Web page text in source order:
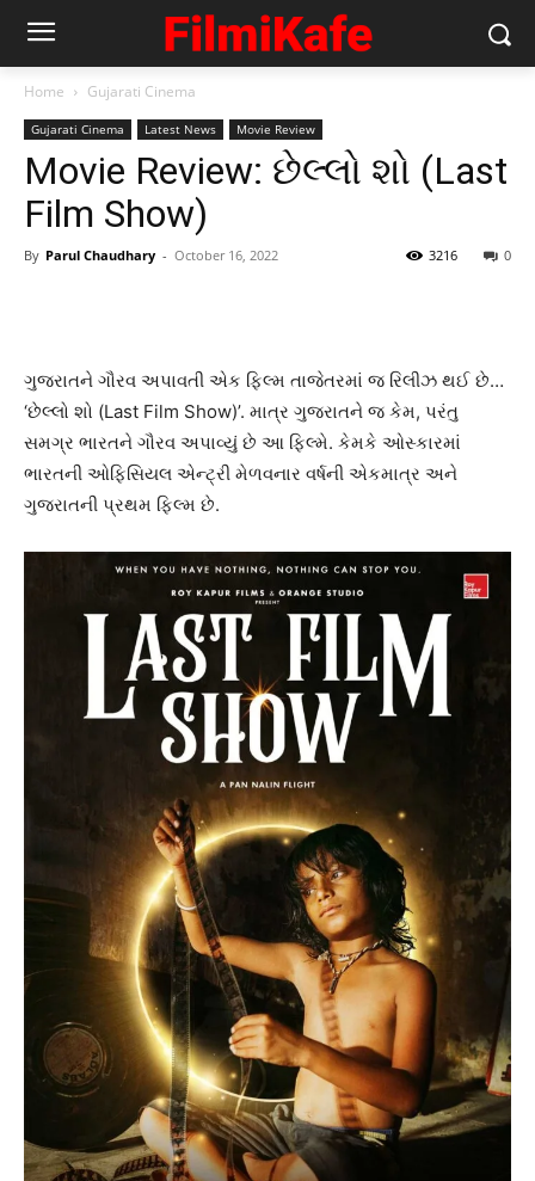
Home Gujarati Cinema
Gujarati Cinema Latest News Movie Review
Movie Review: છેલ્લો શો (Last
Film Show)
By Parul Chaudhary - October 16, 2022 0
3216
ગુજરાતને ગૌરવ અપાવતી એક ફિલ્મ તાજેતરમાં જ રિલીઝ થઈ છે…
‘છેલ્લો શો (Last Film Show)’. માત્ર ગુજરાતને જ કેમ, પરંતુ
સમગ્ર ભારતને ગૌરવ અપાવ્યું છે આ ફિલ્મે. કેમકે ઓસ્કારમાં
ભારતની ઓફિસિયલ એન્ટ્રી મેળવનાર વર્ષની એકમાત્ર અને
ગુજરાતની પ્રથમ ફિલ્મ છે.